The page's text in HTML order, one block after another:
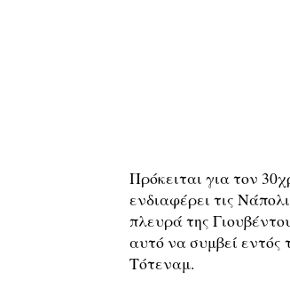
Πρόκειται για τον
ενδιαφέρει τις
πλευρά της
αυτό να συμβεί
Τότεναμ.